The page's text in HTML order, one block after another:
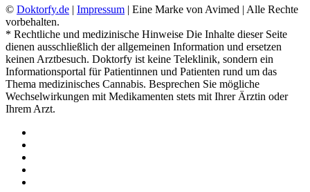
© Doktorfy.de | Impressum | Eine Marke von Avimed | Alle Rechte
vorbehalten.
* Rechtliche und medizinische Hinweise Die Inhalte dieser Seite
dienen ausschließlich der allgemeinen Information und ersetzen
keinen Arztbesuch. Doktorfy ist keine Teleklinik, sondern ein
Informationsportal für Patientinnen und Patienten rund um das
Thema medizinisches Cannabis. Besprechen Sie mögliche
Wechselwirkungen mit Medikamenten stets mit Ihrer Ärztin oder
Ihrem Arzt.